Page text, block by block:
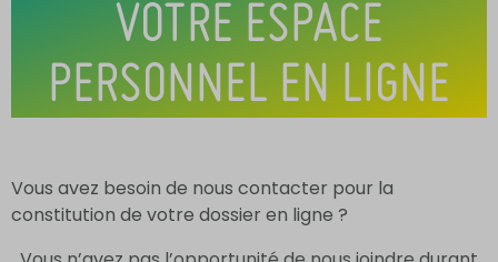
VOTRE ESPACE
PERSONNEL EN LIGNE
Vous avez besoin de nous contacter pour la
constitution de votre dossier en ligne ?